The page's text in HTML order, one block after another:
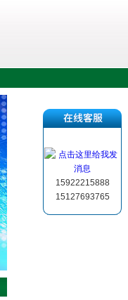
15922215888
15127693765